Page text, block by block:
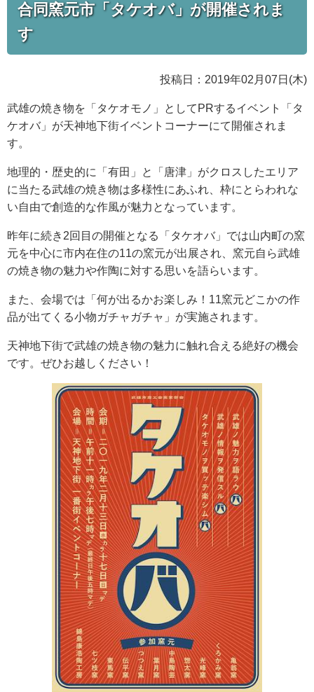
合同窯元市「タケオバ」が開催されま
す
投稿日：2019年02月07日(木)
武雄の焼き物を「タケオモノ」としてPRするイベント「タ
ケオバ」が天神地下街イベントコーナーにて開催されま
す。
地理的・歴史的に「有田」と「唐津」がクロスしたエリア
に当たる武雄の焼き物は多様性にあふれ、枠にとらわれな
い自由で創造的な作風が魅力となっています。
昨年に続き2回目の開催となる「タケオバ」では山内町の窯
元を中心に市内在住の11の窯元が出展され、窯元自ら武雄
の焼き物の魅力や作陶に対する思いを語らいます。
また、会場では「何が出るかお楽しみ！11窯元どこかの作
品が出てくる小物ガチャガチャ」が実施されます。
天神地下街で武雄の焼き物の魅力に触れ合える絶好の機会
です。ぜひお越しください！